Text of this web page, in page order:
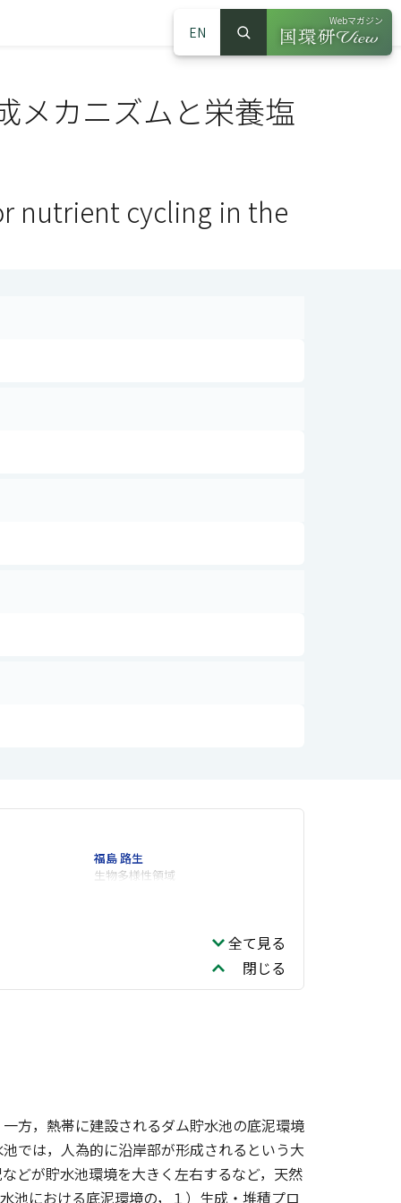
EN
サイト内検索
検索
Webマガジン
（別ウインドウ
メカニズムと栄養塩
nutrient cycling in the
福島 路生
生物多様性領域
全て見る
閉じる
方，熱帯に建設されるダム貯水池の底泥環境
では，人為的に沿岸部が形成されるという大
どが貯水池環境を大きく左右するなど，天然
池における底泥環境の，１）生成・堆積プロ